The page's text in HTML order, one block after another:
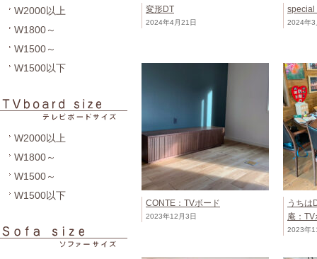
W2000以上
W1800～
W1500～
W1500以下
W2000以上
W1800～
W1500～
W1500以下
変形DT
2024年4月21日
special
2024年3
CONTE：TVボード
2023年12月3日
うちは
庵：
2023年